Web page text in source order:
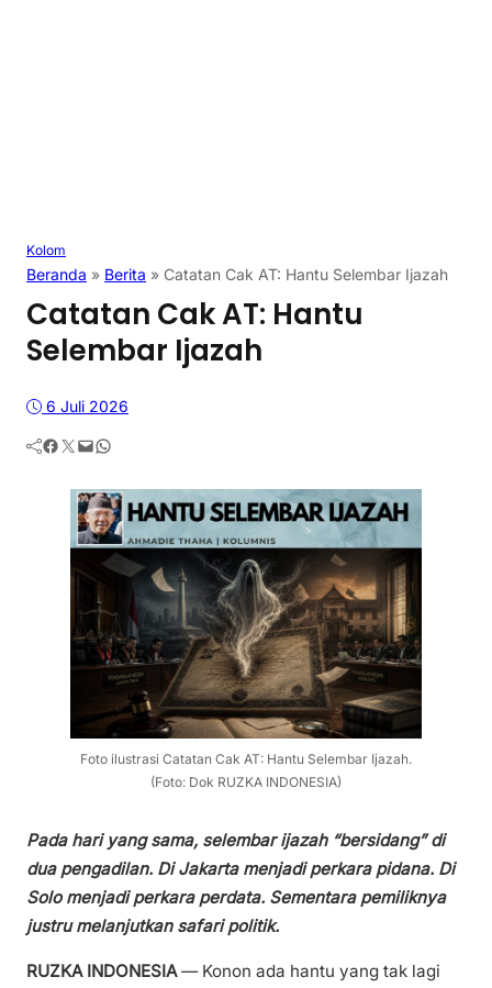
Kolom
Beranda » Berita » Catatan Cak AT: Hantu Selembar Ijazah
Catatan Cak AT: Hantu
Selembar Ijazah
6 Juli 2026
Facebook Twitter Mail WhatsApp
Foto ilustrasi Catatan Cak AT: Hantu Selembar Ijazah.
(Foto: Dok RUZKA INDONESIA)
Pada hari yang sama, selembar ijazah “bersidang” di
dua pengadilan. Di Jakarta menjadi perkara pidana. Di
Solo menjadi perkara perdata. Sementara pemiliknya
justru melanjutkan safari politik.
RUZKA INDONESIA— Konon ada hantu yang tak lagi